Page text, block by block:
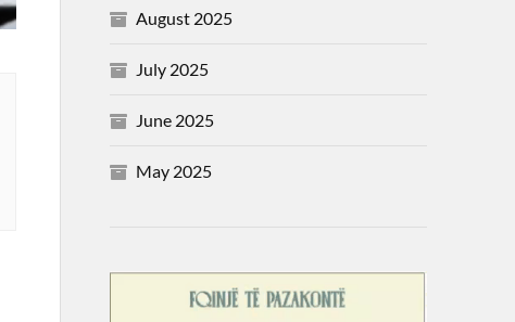
August 2025
July 2025
June 2025
May 2025